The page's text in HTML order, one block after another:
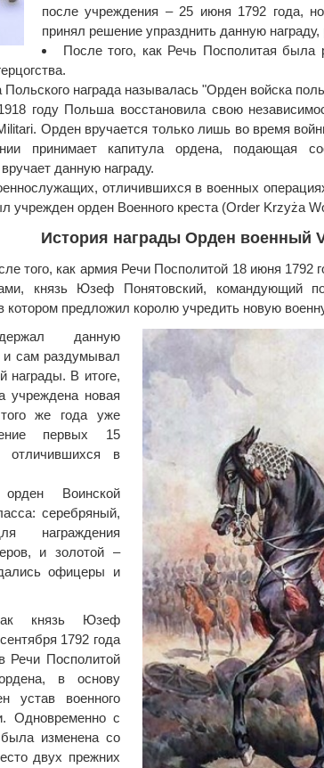
после учреждения – 25 июня 1792 года,
принял решение упразднить данную
После того, как Речь Посполитая
награда называлась "Орден войска
году Польша восстановила свою
Орден вручается только лишь во время
принимает капитула ордена, подающая
данную награду.
отличившихся в военных
учрежден орден Военного креста (Order Krzyża
История награды Орден военный
того, как армия Речи Посполитой 18 июня 1792
князь Юзеф Понятовский, командующий
котором предложил королю учредить новую
данную
и сам раздумывал
награды. В итоге,
учреждена новая
же года уже
первых 15
в
орден Воинской
серебряный,
награждения
и золотой –
офицеры и
князь Юзеф
1792 года
Речи Посполитой
в основу
устав военного
Одновременно с
изменена со
двух прежних